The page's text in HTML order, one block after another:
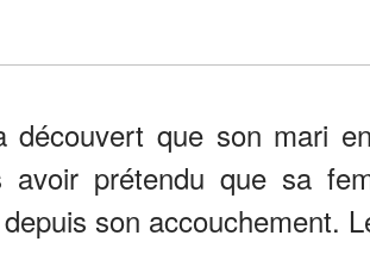
découvert que son mari
avoir prétendu que sa
son accouchement.